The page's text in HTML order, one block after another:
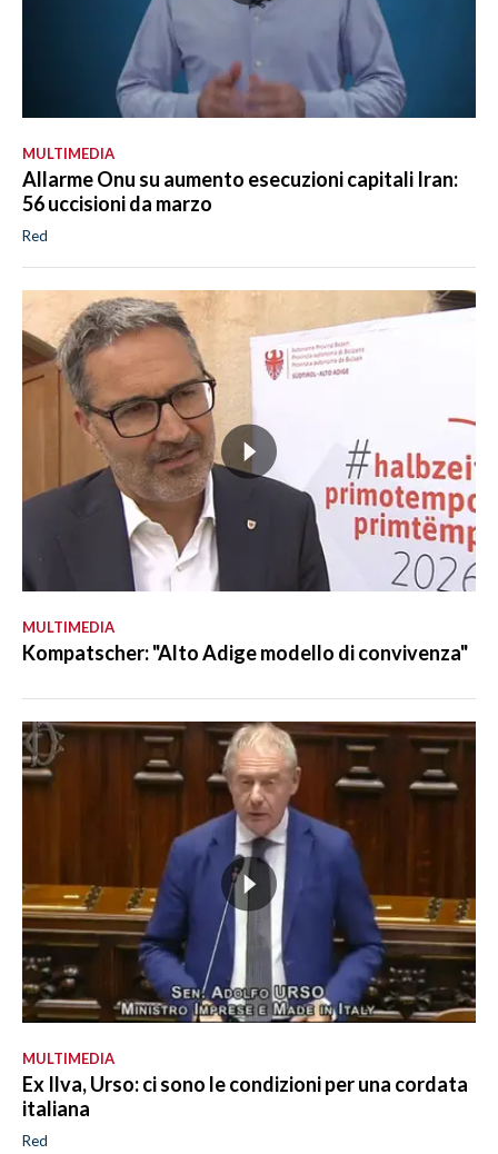
MULTIMEDIA
Allarme Onu su aumento esecuzioni capitali Iran:
56 uccisioni da marzo
Red
MULTIMEDIA
Kompatscher: "Alto Adige modello di convivenza"
MULTIMEDIA
Ex Ilva, Urso: ci sono le condizioni per una cordata
italiana
Red